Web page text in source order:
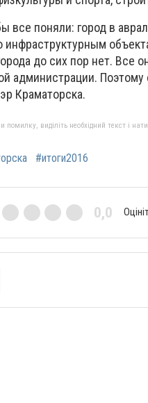
все поняли: город в
инфраструктурным
до сих пор нет. Все
администрации.
Краматорска.
помилку, виділіть необхідний текст і
#итоги2016
0,0